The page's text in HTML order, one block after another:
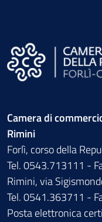
Camera di
Rimini
Forlì, corso della
Tel. 0543.713111 -
Rimini, via
Tel. 0541.363711 -
Posta elettronica